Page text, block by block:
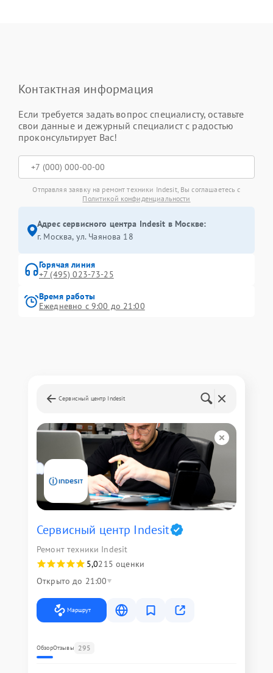
Контактная информация
Если требуется задать вопрос специалисту, оставьте
свои данные и дежурный специалист с радостью
проконсультирует Вас!
Отправляя заявку на ремонт техники Indesit, Вы соглашаетесь с
Политикой конфиденциальности
Адрес сервисного центра Indesit в Москве:
г. Москва, ул. Чаянова 18
Горячая линия
+7 (495) 023-73-25
Время работы
Ежедневно с 9:00 до 21:00
Сервисный центр Indesit
Сервисный центр Indesit
Ремонт техники Indesit
5,0215 оценки
Открыто до 21:00
Маршрут
ОбзорОтзывы 295